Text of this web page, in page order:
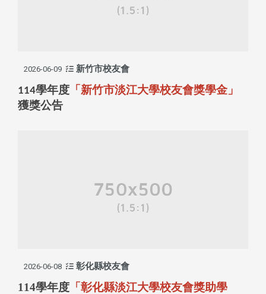
2026-06-09 新竹市校友會
114學年度 「新竹市淡江大學校友會獎學金」
獲獎公告
2026-06-08 彰化縣校友會
114學年度 「彰化縣淡江大學校友會獎助學